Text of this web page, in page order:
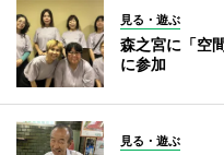
見る・遊ぶ
森之宮に「空
に参加
見る・遊ぶ